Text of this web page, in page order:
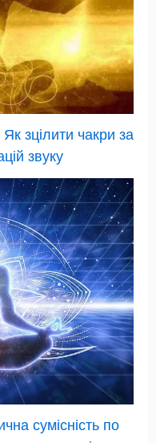
зцілити чакри за
звуку
сумісність по